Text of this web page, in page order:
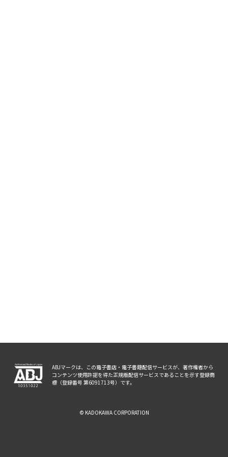
ABJマークは、この電子書店・電子書籍配信サービスが、著作権者から
コンテンツ使用許諾を得た正規版配信サービスであることを示す登録商
標（登録番号 第6091713号）です。
© KADOKAWA CORPORATION